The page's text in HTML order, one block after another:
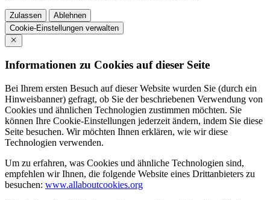
Zulassen
Ablehnen
Cookie-Einstellungen verwalten
Informationen zu Cookies auf dieser Seite
Bei Ihrem ersten Besuch auf dieser Website wurden Sie (durch ein
Hinweisbanner) gefragt, ob Sie der beschriebenen Verwendung von
Cookies und ähnlichen Technologien zustimmen möchten. Sie
können Ihre Cookie-Einstellungen jederzeit ändern, indem Sie diese
Seite besuchen. Wir möchten Ihnen erklären, wie wir diese
Technologien verwenden.
Um zu erfahren, was Cookies und ähnliche Technologien sind,
empfehlen wir Ihnen, die folgende Website eines Drittanbieters zu
besuchen: www.allaboutcookies.org